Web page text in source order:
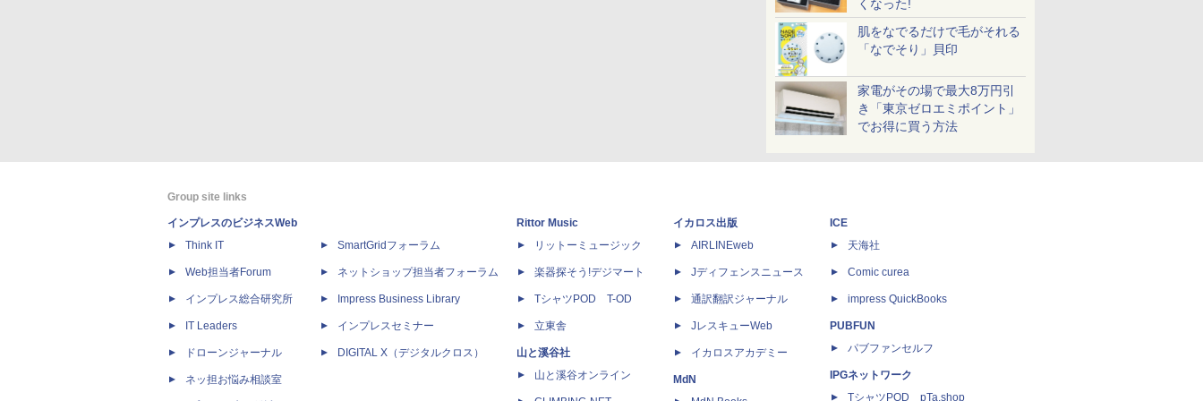
くなった!
肌をなでるだけで毛がそれる
「なでそり」貝印
家電がその場で最大8万円引
き「東京ゼロエミポイント」
でお得に買う方法
Group site links
インプレスのビジネスWeb
Think IT
Web担当者Forum
インプレス総合研究所
IT Leaders
ドローンジャーナル
ネッ担お悩み相談室
SmartGridフォーラム
ネットショップ担当者フォーラム
Impress Business Library
インプレスセミナー
DIGITAL X（デジタルクロス）
Rittor Music
リットーミュージック
楽器探そう!デジマート
TシャツPOD T-OD
立東舎
山と溪谷社
山と溪谷オンライン
イカロス出版
AIRLINEweb
Jディフェンスニュース
通訳翻訳ジャーナル
JレスキューWeb
イカロスアカデミー
MdN
ICE
天海社
Comic curea
impress QuickBooks
PUBFUN
パブファンセルフ
IPGネットワーク
TシャツPOD pTa.shop